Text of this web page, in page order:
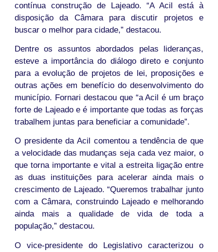
contínua construção de Lajeado. “A Acil está à
disposição da Câmara para discutir projetos e
buscar o melhor para cidade,” destacou.
Dentre os assuntos abordados pelas lideranças,
esteve a importância do diálogo direto e conjunto
para a evolução de projetos de lei, proposições e
outras ações em benefício do desenvolvimento do
município. Fornari destacou que “a Acil é um braço
forte de Lajeado e é importante que todas as forças
trabalhem juntas para beneficiar a comunidade”.
O presidente da Acil comentou a tendência de que
a velocidade das mudanças seja cada vez maior, o
que torna importante e vital a estreita ligação entre
as duas instituições para acelerar ainda mais o
crescimento de Lajeado. “Queremos trabalhar junto
com a Câmara, construindo Lajeado e melhorando
ainda mais a qualidade de vida de toda a
população,” destacou.
O vice-presidente do Legislativo caracterizou o